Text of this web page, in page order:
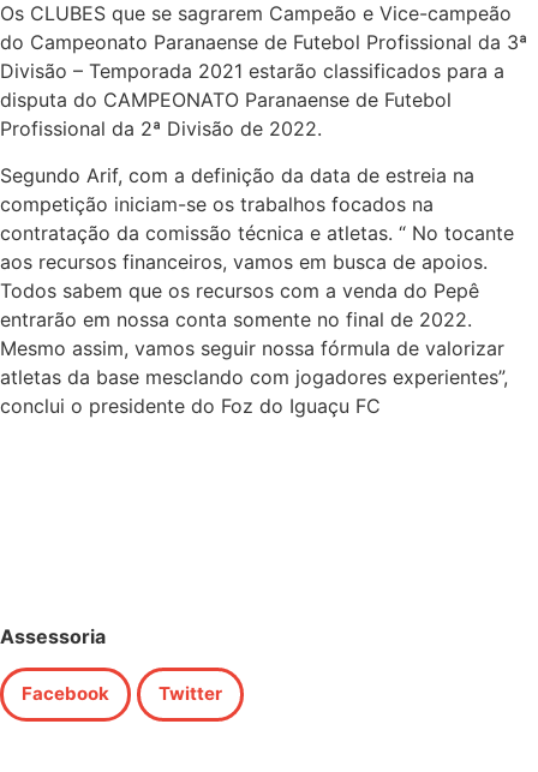
Os CLUBES que se sagrarem Campeão e Vice-campeão
do Campeonato Paranaense de Futebol Profissional da 3ª
Divisão – Temporada 2021 estarão classificados para a
disputa do CAMPEONATO Paranaense de Futebol
Profissional da 2ª Divisão de 2022.
Segundo Arif, com a definição da data de estreia na
competição iniciam-se os trabalhos focados na
contratação da comissão técnica e atletas. “ No tocante
aos recursos financeiros, vamos em busca de apoios.
Todos sabem que os recursos com a venda do Pepê
entrarão em nossa conta somente no final de 2022.
Mesmo assim, vamos seguir nossa fórmula de valorizar
atletas da base mesclando com jogadores experientes”,
conclui o presidente do Foz do Iguaçu FC
Assessoria
Facebook Twitter